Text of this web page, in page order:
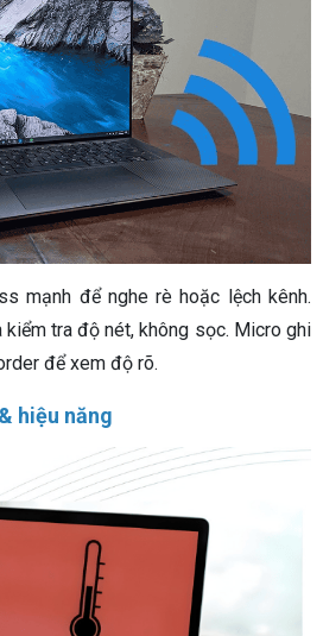
mạnh để nghe rè hoặc lệch kênh.
kiểm tra độ nét, không sọc. Micro ghi
để xem độ rõ.
hiệu năng